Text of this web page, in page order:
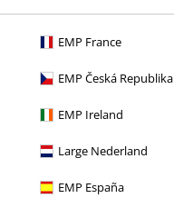
EMP France
EMP Česká Republika
EMP Ireland
Large Nederland
EMP España